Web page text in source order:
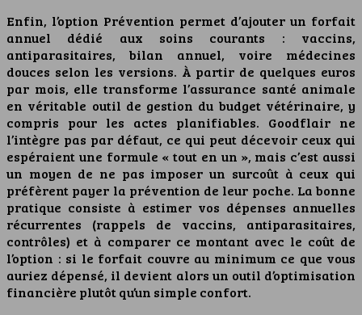
Enfin, l’option Prévention permet d’ajouter un forfait
annuel dédié aux soins courants : vaccins,
antiparasitaires, bilan annuel, voire médecines
douces selon les versions. À partir de quelques euros
par mois, elle transforme l’assurance santé animale
en véritable outil de gestion du budget vétérinaire, y
compris pour les actes planifiables. Goodflair ne
l’intègre pas par défaut, ce qui peut décevoir ceux qui
espéraient une formule « tout en un », mais c’est aussi
un moyen de ne pas imposer un surcoût à ceux qui
préfèrent payer la prévention de leur poche. La bonne
pratique consiste à estimer vos dépenses annuelles
récurrentes (rappels de vaccins, antiparasitaires,
contrôles) et à comparer ce montant avec le coût de
l’option : si le forfait couvre au minimum ce que vous
auriez dépensé, il devient alors un outil d’optimisation
financière plutôt qu’un simple confort.